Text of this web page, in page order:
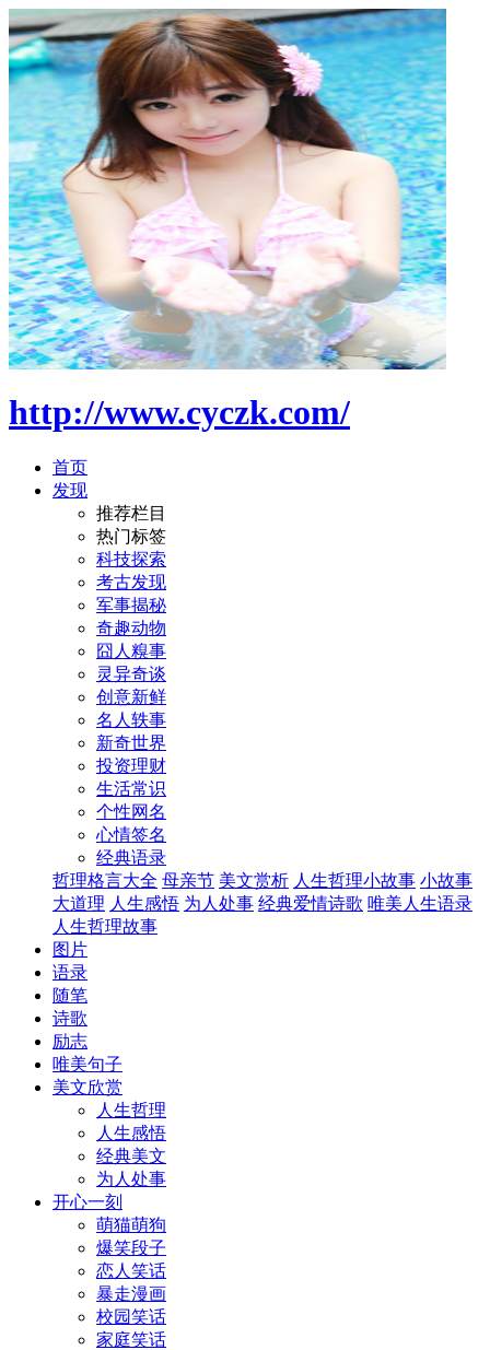
http://www.cyczk.com/
首页
发现
推荐栏目
热门标签
科技探索
考古发现
军事揭秘
奇趣动物
囧人糗事
灵异奇谈
创意新鲜
名人轶事
新奇世界
投资理财
生活常识
个性网名
心情签名
经典语录
哲理格言大全 母亲节 美文赏析 人生哲理小故事 小故事
大道理 人生感悟 为人处事 经典爱情诗歌 唯美人生语录
人生哲理故事
图片
语录
随笔
诗歌
励志
唯美句子
美文欣赏
人生哲理
人生感悟
经典美文
为人处事
开心一刻
萌猫萌狗
爆笑段子
恋人笑话
暴走漫画
校园笑话
家庭笑话